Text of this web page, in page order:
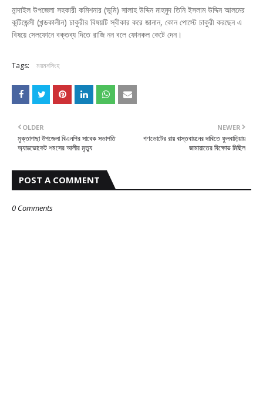
নান্দাইল উপজেলা সহকারী কমিশনার (ভূমি) সালাহ উদ্দিন মাহমুদ তিনি ইসলাম উদ্দিন আলমের
কন্টিজেন্সী (খন্ডকালীন) চাকুরীর বিষয়টি স্বীকার করে জানান, কোন পোস্টে চাকুরী করছেন এ
বিষয়ে সেলফোনে বক্তব্য দিতে রাজি নন বলে ফোনকল কেটে দেন।
Tags: ময়মনসিংহ
NEWER
গণভোটের রায় বাস্তবায়নের দাবিতে ফুলবাড়িয়ায়
জামায়াতের বিক্ষোভ মিছিল
OLDER
মুক্তাগাছা উপজেলা বিএনপির সাবেক সভাপতি
অ্যাডভোকেট শমসের আলীর মৃত্যু
POST A COMMENT
0 Comments